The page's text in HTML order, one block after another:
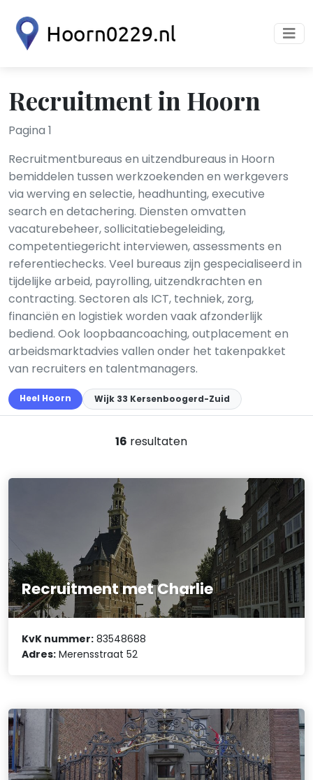
Recruitment in Hoorn
Pagina 1
Recruitmentbureaus en uitzendbureaus in Hoorn
bemiddelen tussen werkzoekenden en werkgevers
via werving en selectie, headhunting, executive
search en detachering. Diensten omvatten
vacaturebeheer, sollicitatiebegeleiding,
competentiegericht interviewen, assessments en
referentiechecks. Veel bureaus zijn gespecialiseerd in
tijdelijke arbeid, payrolling, uitzendkrachten en
contracting. Sectoren als ICT, techniek, zorg,
financiën en logistiek worden vaak afzonderlijk
bediend. Ook loopbaancoaching, outplacement en
arbeidsmarktadvies vallen onder het takenpakket
van recruiters en talentmanagers.
Heel Hoorn Wijk 33 Kersenboogerd-Zuid
16 resultaten
Recruitment met Charlie
KvK nummer: 83548688
Adres: Merensstraat 52